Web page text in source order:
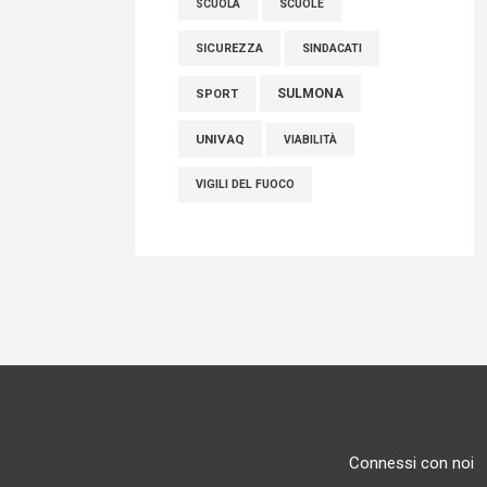
SCUOLA SCUOLE
SICUREZZA SINDACATI
SPORT SULMONA
UNIVAQ VIABILITÀ
VIGILI DEL FUOCO
Connessi con noi